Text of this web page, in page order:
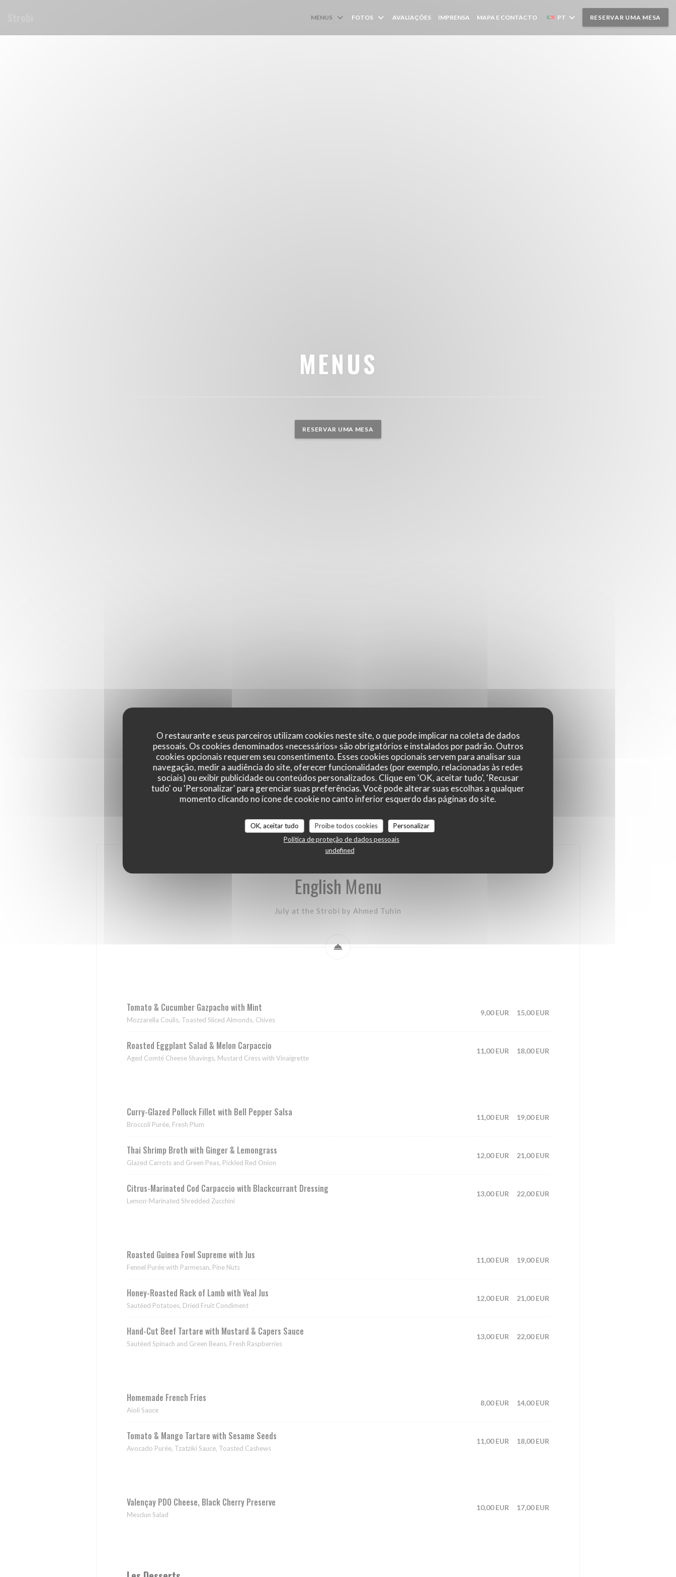
O restaurante e seus parceiros utilizam cookies neste site, o que pode implicar na coleta de dados
pessoais. Os cookies denominados «necessários» são obrigatórios e instalados por padrão. Outros
cookies opcionais requerem seu consentimento. Esses cookies opcionais servem para analisar sua
navegação, medir a audiência do site, oferecer funcionalidades (por exemplo, relacionadas às redes
sociais) ou exibir publicidade ou conteúdos personalizados. Clique em 'OK, aceitar tudo', 'Recusar
tudo' ou 'Personalizar' para gerenciar suas preferências. Você pode alterar suas escolhas a qualquer
momento clicando no ícone de cookie no canto inferior esquerdo das páginas do site.
OK, aceitar tudo Proíbe todos cookies
Personalizar
Política de proteção de dados pessoais
undefined
MENUS FOTOS AVALIAÇÕES IMPRENSA MAPA E CONTACTO PT RESERVAR UMA MESA
MENUS
RESERVAR UMA MESA
English Menu
July at the Strobi by Ahmed Tuhin
Tomato & Cucumber Gazpacho with Mint
Mozzarella Coulis, Toasted Sliced Almonds, Chives
9,00 EUR 15,00 EUR
Roasted Eggplant Salad & Melon Carpaccio
Aged Comté Cheese Shavings, Mustard Cress with Vinaigrette
11,00 EUR 18,00 EUR
Curry-Glazed Pollock Fillet with Bell Pepper Salsa
Broccoli Purée, Fresh Plum
11,00 EUR 19,00 EUR
Thai Shrimp Broth with Ginger & Lemongrass
Glazed Carrots and Green Peas, Pickled Red Onion
12,00 EUR 21,00 EUR
Citrus-Marinated Cod Carpaccio with Blackcurrant Dressing
Lemon-Marinated Shredded Zucchini
13,00 EUR 22,00 EUR
Roasted Guinea Fowl Supreme with Jus
Fennel Purée with Parmesan, Pine Nuts
11,00 EUR 19,00 EUR
Honey-Roasted Rack of Lamb with Veal Jus
Sautéed Potatoes, Dried Fruit Condiment
12,00 EUR 21,00 EUR
Hand-Cut Beef Tartare with Mustard & Capers Sauce
Sautéed Spinach and Green Beans, Fresh Raspberries
13,00 EUR 22,00 EUR
Homemade French Fries
Aioli Sauce
8,00 EUR 14,00 EUR
Tomato & Mango Tartare with Sesame Seeds
Avocado Purée, Tzatziki Sauce, Toasted Cashews
11,00 EUR 18,00 EUR
Valençay PDO Cheese, Black Cherry Preserve
Mesclun Salad
10,00 EUR 17,00 EUR